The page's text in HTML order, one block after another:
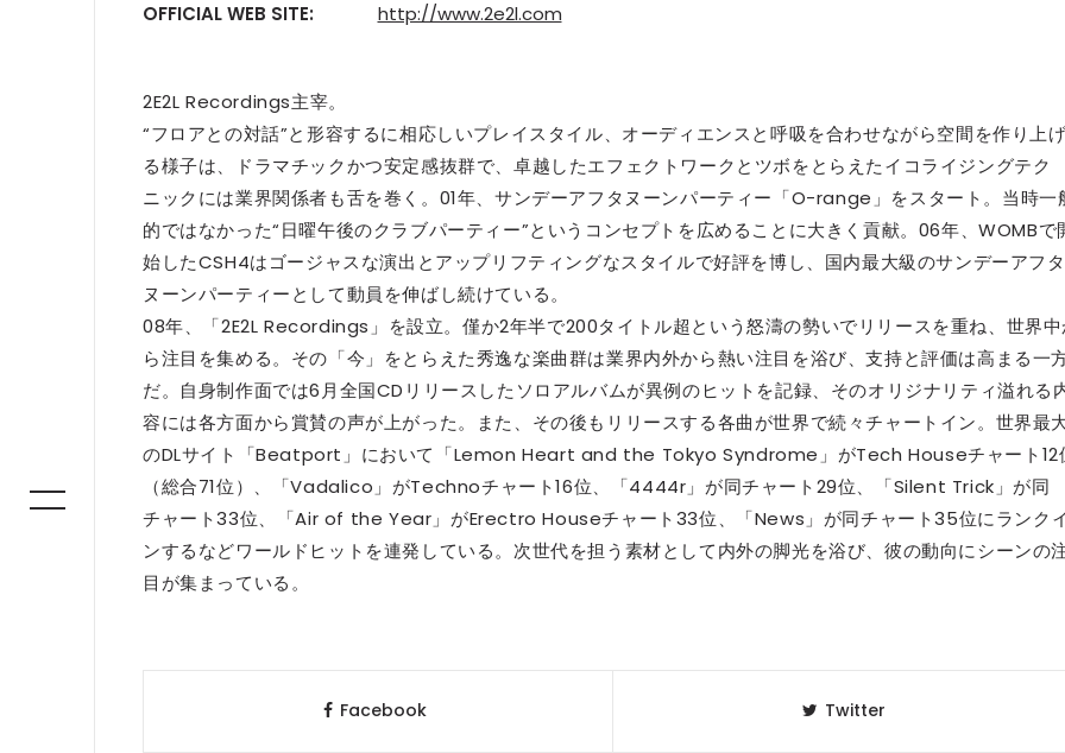
OFFICIAL WEB SITE: http://www.2e2l.com
2E2L Recordings主宰。
“フロアとの対話”と形容するに相応しいプレイスタイル、オーディエンスと呼吸を合わせながら空間を作り上
る様子は、ドラマチックかつ安定感抜群で、卓越したエフェクトワークとツボをとらえたイコライジングテク
ニックには業界関係者も舌を巻く。01年、サンデーアフタヌーンパーティー「O-range」をスタート。当時一
的ではなかった“日曜午後のクラブパーティー”というコンセプトを広めることに大きく貢献。06年、WOMBで
始したCSH4はゴージャスな演出とアップリフティングなスタイルで好評を博し、国内最大級のサンデーアフタ
ヌーンパーティーとして動員を伸ばし続けている。
08年、「2E2L Recordings」を設立。僅か2年半で200タイトル超という怒濤の勢いでリリースを重ね、世界
ら注目を集める。その「今」をとらえた秀逸な楽曲群は業界内外から熱い注目を浴び、支持と評価は高まる一
だ。自身制作面では6月全国CDリリースしたソロアルバムが異例のヒットを記録、そのオリジナリティ溢れる
容には各方面から賞賛の声が上がった。また、その後もリリースする各曲が世界で続々チャートイン。世界最
のDLサイト「Beatport」において「Lemon Heart and the Tokyo Syndrome」がTech Houseチャート12
（総合71位）、「Vadalico」がTechnoチャート16位、「4444r」が同チャート29位、「Silent Trick」が同
チャート33位、「Air of the Year」がErectro Houseチャート33位、「News」が同チャート35位にランク
ンするなどワールドヒットを連発している。次世代を担う素材として内外の脚光を浴び、彼の動向にシーンの
目が集まっている。
Facebook Twitter